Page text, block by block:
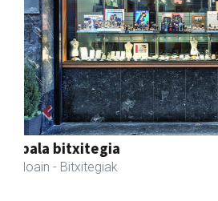
Amabi haur eta gazte jantziak
Andoain - Arropa-dendak
Previous